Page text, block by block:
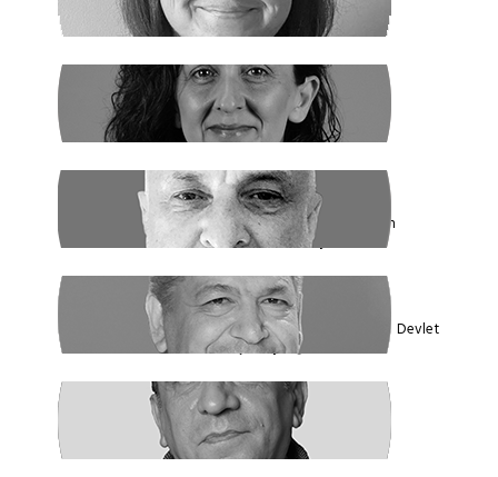
Yaz Yaz Listeye Bizi De Yaz
SİBEL UZUN
Yasak Tanımadılar
ENDER EREN
Mısır’dan Kanada’ya, Şarm el Şeyh’den
Montreal’e Umutlar Tükeniyor mu?
KADİR DADAN
Türkiye'nin Ekolojik Gerçekleri ve Yeni Devlet
Düzeni 1 - Güçler Ayrılığı
SÜLEYMAN KARAN
Öyle Bir 102 Yıl ki, 102 Farklı Biçimde
Anlatılabilir